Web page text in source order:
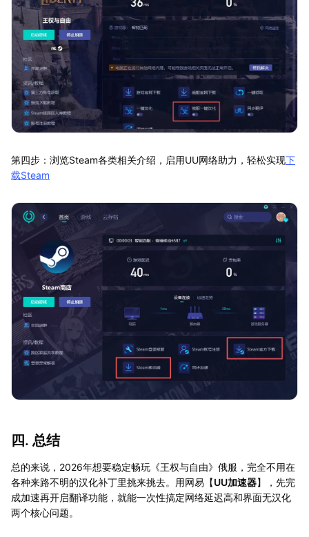
第四步：浏览Steam各类相关介绍，启用UU网络助力，轻松实现下
载Steam
四. 总结
总的来说，2026年想要稳定畅玩《王权与自由》俄服，完全不用在
各种来路不明的汉化补丁里挑来挑去。用网易【UU加速器】，先完
成加速再开启翻译功能，就能一次性搞定网络延迟高和界面无汉化
两个核心问题。